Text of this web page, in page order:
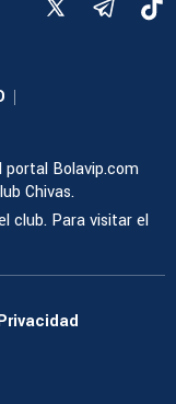
|
portal Bolavip.com
Chivas.
club. Para visitar el